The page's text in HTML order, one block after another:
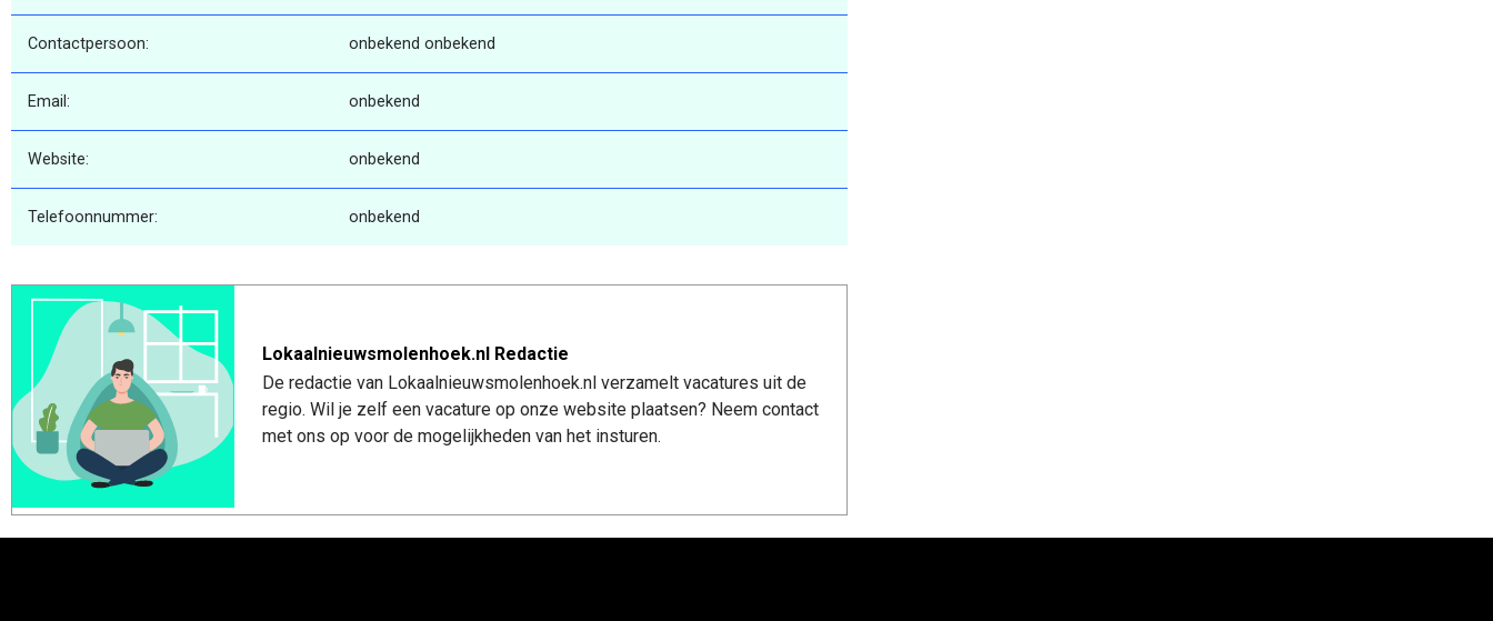
Contactpersoon: onbekend onbekend
Email: onbekend
Website: onbekend
Telefoonnummer: onbekend
Lokaalnieuwsmolenhoek.nl Redactie
De redactie van Lokaalnieuwsmolenhoek.nl verzamelt vacatures uit de
regio. Wil je zelf een vacature op onze website plaatsen? Neem contact
met ons op voor de mogelijkheden van het insturen.